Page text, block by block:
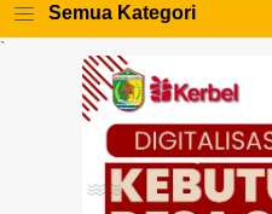
Semua Kategori
`